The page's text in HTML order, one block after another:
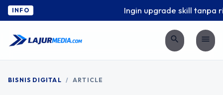
INFO Ingin upgrade skill tanpa
search menu
BISNIS DIGITAL / ARTICLE